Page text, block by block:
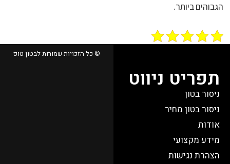
הגבוהים ביותר.
תפריט ניווט
ניסור בטון
ניסור בטון מחיר
אודות
מידע מקצועי
הצהרת נגישות
© כל הזכויות שמורות לבטון טופ